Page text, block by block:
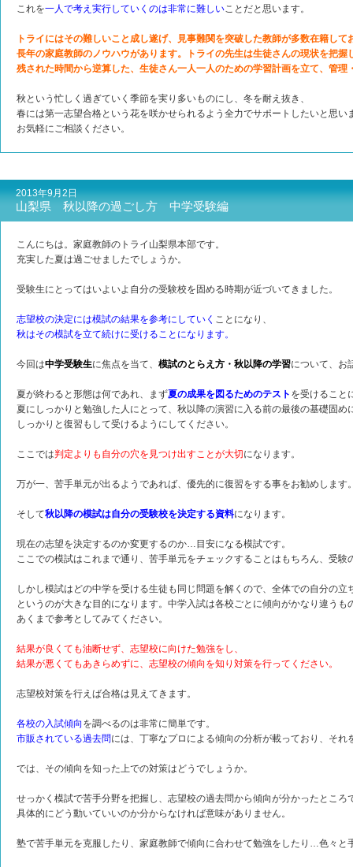
これを一人で考え実行していくのは非常に難しいことだと思います。
トライにはその難しいこと成し遂げ、見事難関を突破した教師が多数在籍して
長年の家庭教師のノウハウがあります。トライの先生は生徒さんの現状を把握
残された時間から逆算した、生徒さん一人一人のための学習計画を立て、管理
秋という忙しく過ぎていく季節を実り多いものにし、冬を耐え抜き、
春には第一志望合格という花を咲かせられるよう全力でサポートしたいと思い
お気軽にご相談ください。
2013年9月2日
山梨県 秋以降の過ごし方 中学受験編
こんにちは。家庭教師のトライ山梨県本部です。
充実した夏は過ごせましたでしょうか。
受験生にとってはいよいよ自分の受験校を固める時期が近づいてきました。
志望校の決定には模試の結果を参考にしていく ことになり、
秋はその模試を立て続けに受けることになります。
今回は中学受験生に焦点を当て、 模試のとらえ方・秋以降の学習について、お
夏が終わると形態は何であれ、まず夏の成果を図るためのテスト を受けること
夏にしっかりと勉強した人にとって、秋以降の演習に入る前の最後の基礎固め
しっかりと復習もして受けるようにしてください。
ここでは判定よりも自分の穴を見つけ出すことが大切になります。
万が一、苦手単元が出るようであれば、優先的に復習をする事をお勧めします
そして秋以降の模試は自分の受験校を決定する資料になります。
現在の志望を決定するのか変更するのか…目安になる模試です。
ここでの模試はこれまで通り、苦手単元をチェックすることはもちろん、受験
しかし模試はどの中学を受ける生徒も同じ問題を解くので、全体での自分の立
というのが大きな目的になります。中学入試は各校ごとに傾向がかなり違うも
あくまで参考としてみてください。
結果が良くても油断せず、志望校に向けた勉強をし、
結果が悪くてもあきらめずに、志望校の傾向を知り対策を行ってください。
志望校対策を行えば合格は見えてきます。
各校の入試傾向 を調べるのは非常に簡単です。
市販されている過去問には、丁寧なプロによる傾向の分析が載っており、それ
では、その傾向を知った上での対策はどうでしょうか。
せっかく模試で苦手分野を把握し、志望校の過去問から傾向が分かったところ
具体的にどう動いていいのか分からなければ意味がありません。
塾で苦手単元を克服したり、家庭教師で傾向に合わせて勉強をしたり…色々と